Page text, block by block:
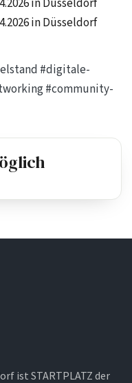
in Düsseldorf
in Düsseldorf
#digitale-
#community-
ist STARTPLATZ der